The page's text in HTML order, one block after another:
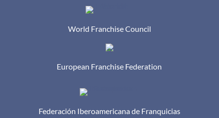
World Franchise Council
European Franchise Federation
Federación Iberoamericana de Franquicias